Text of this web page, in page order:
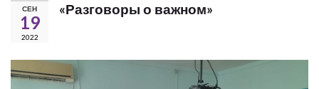
СЕН
19
2022
«Разговоры о важном»